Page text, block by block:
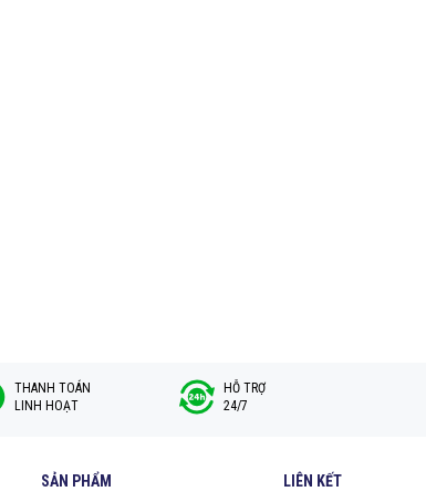
THANH TOÁN
LINH HOẠT
HỖ TRỢ
24/7
SẢN PHẨM LIÊN KẾT